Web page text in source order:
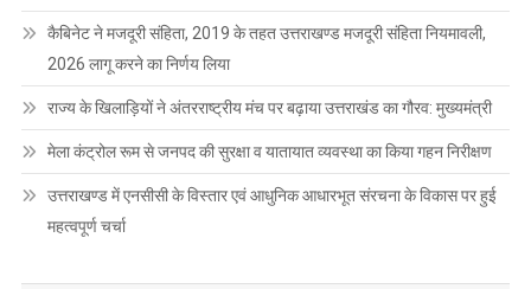
कैबिनेट ने मजदूरी संहिता, 2019 के तहत उत्तराखण्ड मजदूरी संहिता नियमावली,
2026 लागू करने का निर्णय लिया
राज्य के खिलाड़ियों ने अंतरराष्ट्रीय मंच पर बढ़ाया उत्तराखंड का गौरव: मुख्यमंत्री
मेला कंट्रोल रूम से जनपद की सुरक्षा व यातायात व्यवस्था का किया गहन निरीक्षण
उत्तराखण्ड में एनसीसी के विस्तार एवं आधुनिक आधारभूत संरचना के विकास पर हुई
महत्वपूर्ण चर्चा